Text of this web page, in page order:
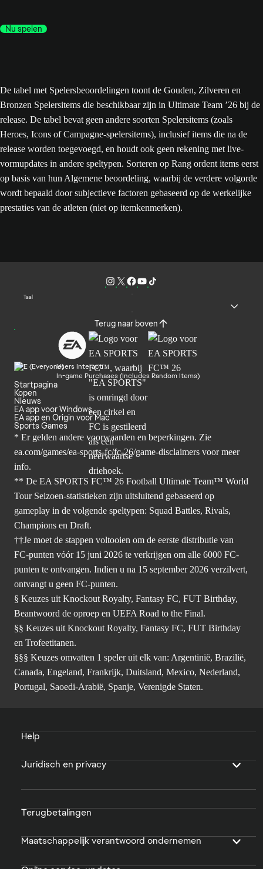
Nu spelen
De tabel met Spelersbeoordelingen toont de Gouden, Zilveren en
Bronzen Spelersitems die beschikbaar zijn in Ultimate Team ’26 bij de
release. De tabel bevat geen andere soorten Spelersitems (zoals
Heroes, Icons of Campagne-spelersitems), inclusief items die na de
release worden toegevoegd, en houdt ook geen rekening met live-
vormupdates in andere speltypen. Sorteren op Rang ordent items eerst
op basis van hun Algemene beoordeling, waarbij de verdere volgorde
wordt bepaald door subjectieve factoren gebaseerd op de werkelijke
prestaties van de atleten (niet op itemkenmerken).
Taal
Terug naar boven
Users Interact
In-game Purchases (Includes Random Items)
Startpagina
Kopen
Nieuws
EA app voor Windows
EA app en Origin voor Mac
Sports Games
* Er gelden andere voorwaarden en beperkingen. Zie
ea.com/games/ea-sports-fc/fc-26/game-disclaimers voor meer
info.
** De EA SPORTS FC™ 26 Football Ultimate Team™ World
Tour Seizoen-statistieken zijn uitsluitend gebaseerd op
gameplay in de volgende speltypen: Squad Battles, Rivals,
Champions en Draft.
††Je moet de stappen voltooien om de eerste distributie van
FC-punten vóór 15 juni 2026 te verkrijgen om alle 6000 FC-
punten te ontvangen. Indien u na 15 september 2026 verzilvert,
ontvangt u geen FC-punten.
§ Keuzes uit Knockout Royalty, Fantasy FC, FUT Birthday,
Beantwoord de oproep en UEFA Road to the Final.
§§ Keuzes uit Knockout Royalty, Fantasy FC, FUT Birthday
en Trofeetitanen.
§§§ Keuzes omvatten 1 speler uit elk van: Argentinië, Brazilië,
Canada, Engeland, Frankrijk, Duitsland, Mexico, Nederland,
Portugal, Saoedi-Arabië, Spanje, Verenigde Staten.
Help
Juridisch en privacy
Terugbetalingen
Maatschappelijk verantwoord ondernemen